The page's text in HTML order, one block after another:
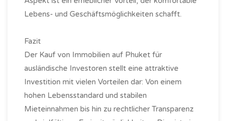
Lebens- und Geschäftsmöglichkeiten schafft.
Fazit
Der Kauf von Immobilien auf Phuket für
ausländische Investoren stellt eine attraktive
Investition mit vielen Vorteilen dar: Von einem
hohen Lebensstandard und stabilen
Mieteinnahmen bis hin zu rechtlicher Transparenz